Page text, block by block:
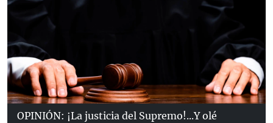
OPINIÓN: ¡La justicia del Supremo!...Y olé